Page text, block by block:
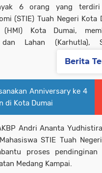
6 orang yang
(STIE) Tuah Negeri Kota
Kota Dumai,
Lahan (Karhutla),
Anniversary ke 4
di Kota Dumai
Andri Ananta
STIE Tuah
proses pendinginan
Medang Kampai.
Berita